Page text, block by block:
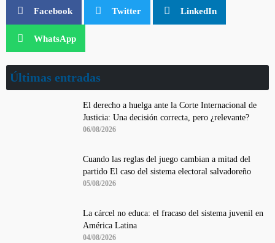
Facebook Twitter LinkedIn
WhatsApp
Últimas entradas
El derecho a huelga ante la Corte Internacional de
Justicia: Una decisión correcta, pero ¿relevante?
06/08/2026
Cuando las reglas del juego cambian a mitad del
partido El caso del sistema electoral salvadoreño
05/08/2026
La cárcel no educa: el fracaso del sistema juvenil en
América Latina
04/08/2026